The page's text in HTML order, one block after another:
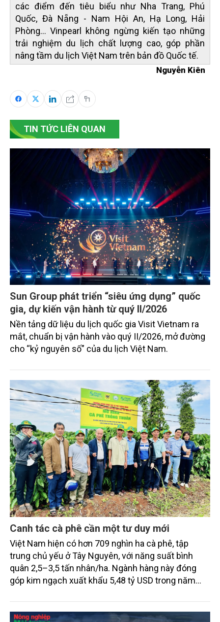
các điểm đến tiêu biểu như Nha Trang, Phú
Quốc, Đà Nẵng - Nam Hội An, Hạ Long, Hải
Phòng... Vinpearl không ngừng kiến tạo những
trải nghiệm du lịch chất lượng cao, góp phần
nâng tầm du lịch Việt Nam trên bản đồ Quốc tế.
Nguyễn Kiên
TIN TỨC LIÊN QUAN
Sun Group phát triển “siêu ứng dụng” quốc
gia, dự kiến vận hành từ quý II/2026
Nền tảng dữ liệu du lịch quốc gia Visit Vietnam ra
mắt, chuẩn bị vận hành vào quý II/2026, mở đường
cho “kỷ nguyên số” của du lịch Việt Nam.
Canh tác cà phê cần một tư duy mới
Việt Nam hiện có hơn 709 nghìn ha cà phê, tập
trung chủ yếu ở Tây Nguyên, với năng suất bình
quân 2,5–3,5 tấn nhân/ha. Ngành hàng này đóng
góp kim ngạch xuất khẩu 5,48 tỷ USD trong năm
nhiên, đằng sau những con số ấn tượng là hàng loạt
thách thức về môi trường và phát triển cà phê bền